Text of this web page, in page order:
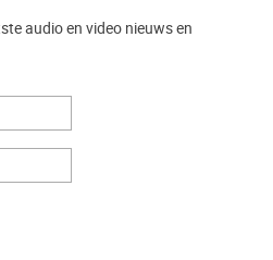
audio en video nieuws en